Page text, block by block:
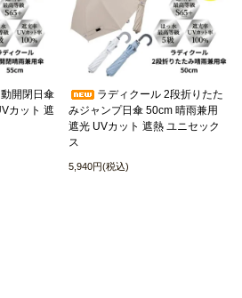
開閉日傘
カット 遮
ラディクール 2段折りたた
みジャンプ日傘 50cm 晴雨兼用
遮光 UVカット 遮熱 ユニセック
ス
5,940円(税込)